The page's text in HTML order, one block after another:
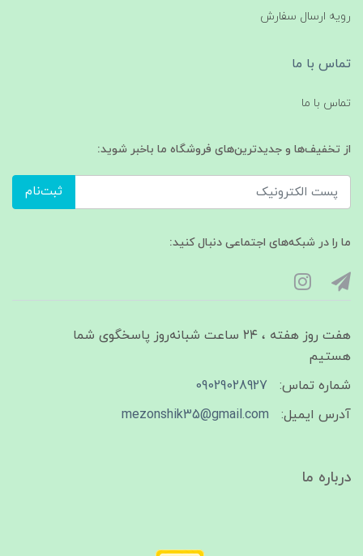
رویه ارسال سفارش
تماس با ما
تماس با ما
از تخفیف‌ها و جدیدترین‌های فروشگاه ما باخبر شوید:
ثبت‌نام
ما را در شبکه‌های اجتماعی دنبال کنید:
هفت روز هفته ، ۲۴ ساعت شبانه‌روز پاسخگوی شما
هستیم
شماره تماس:
09029028927
آدرس ایمیل:
mezonshik35@gmail.com
درباره ما